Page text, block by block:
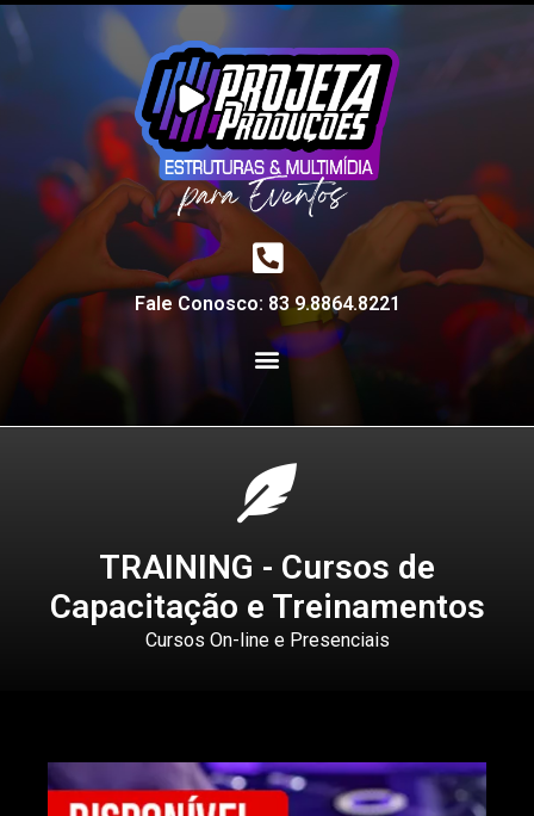
Fale Conosco: 83 9.8864.8221
TRAINING - Cursos de
Capacitação e Treinamentos​
Cursos On-line e Presenciais